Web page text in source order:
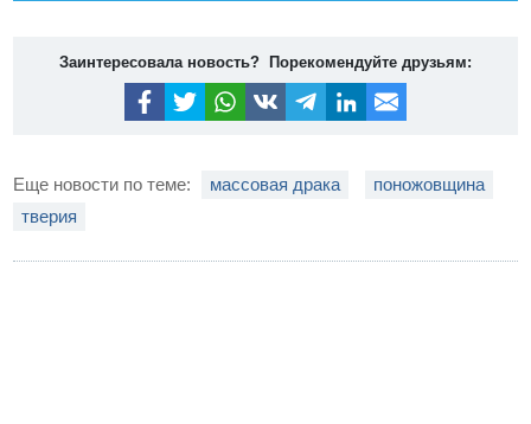
Заинтересовала новость? Порекомендуйте друзьям:
Еще новости по теме: массовая драка
поножовщина
тверия